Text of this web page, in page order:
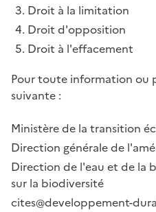
Droit à la limitation
Droit d'opposition
Droit à l'effacement
Pour toute information ou
suivante :
Ministère de la transition
Direction générale de
Direction de l'eau et de la
sur la biodiversité
cites@developpement-